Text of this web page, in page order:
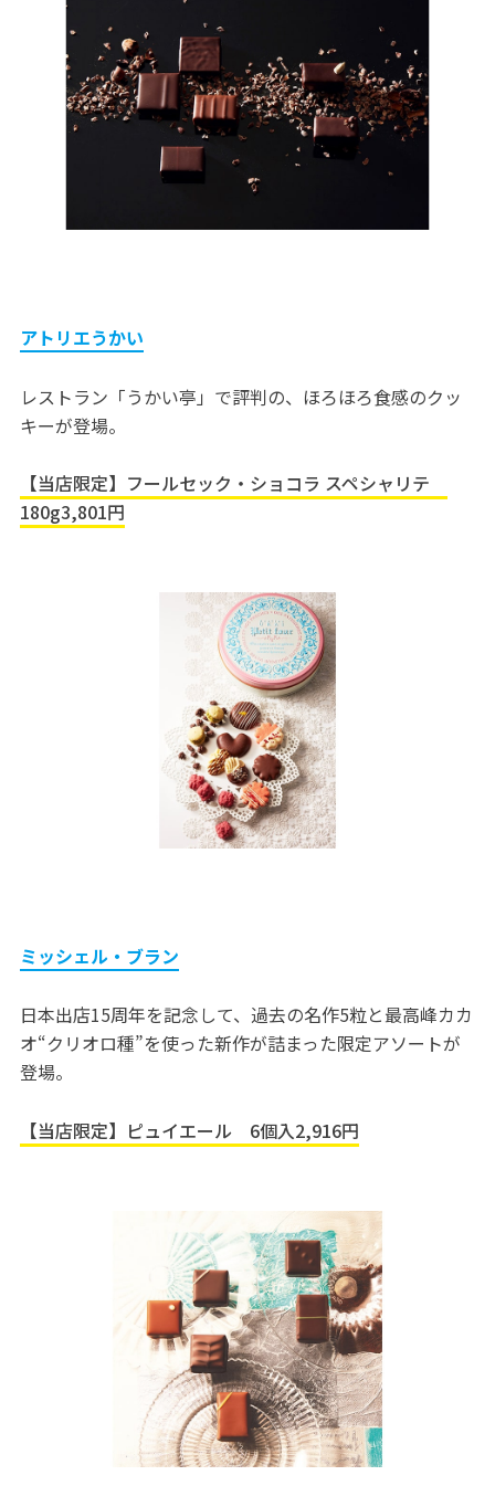
アトリエうかい
レストラン「うかい亭」で評判の、ほろほろ食感のクッ
キーが登場。
【当店限定】フールセック・ショコラ スペシャリテ
180g3,801円
ミッシェル・ブラン
日本出店15周年を記念して、過去の名作5粒と最高峰カカ
オ“クリオロ種”を使った新作が詰まった限定アソートが
登場。
【当店限定】ピュイエール 6個入2,916円